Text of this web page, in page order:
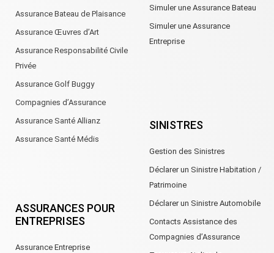
Assurance Bateau de Plaisance
Assurance Œuvres d’Art
Assurance Responsabilité Civile
Privée
Assurance Golf Buggy
Compagnies d’Assurance
Assurance Santé Allianz
Assurance Santé Médis
ASSURANCES POUR
ENTREPRISES
Assurance Entreprise
Simuler une Assurance Bateau
Simuler une Assurance
Entreprise
SINISTRES
Gestion des Sinistres
Déclarer un Sinistre Habitation /
Patrimoine
Déclarer un Sinistre Automobile
Contacts Assistance des
Compagnies d’Assurance